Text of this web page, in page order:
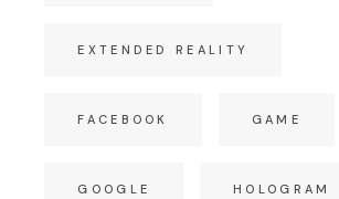
EXTENDED REALITY
FACEBOOK GAME
GOOGLE HOLOGRAM